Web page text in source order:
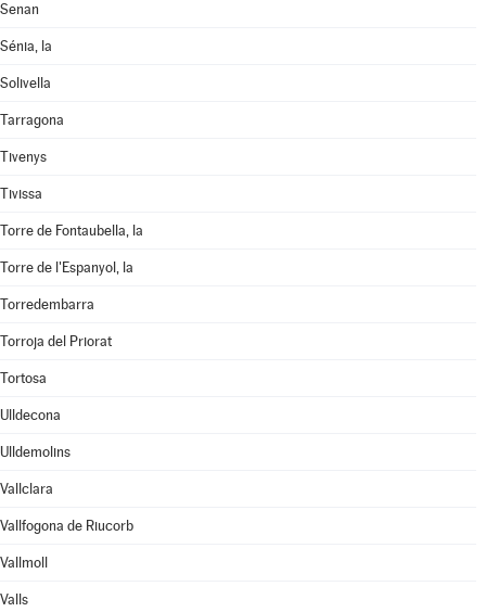
Senan
Sénia, la
Solivella
Tarragona
Tivenys
Tivissa
Torre de Fontaubella, la
Torre de l'Espanyol, la
Torredembarra
Torroja del Priorat
Tortosa
Ulldecona
Ulldemolins
Vallclara
Vallfogona de Riucorb
Vallmoll
Valls